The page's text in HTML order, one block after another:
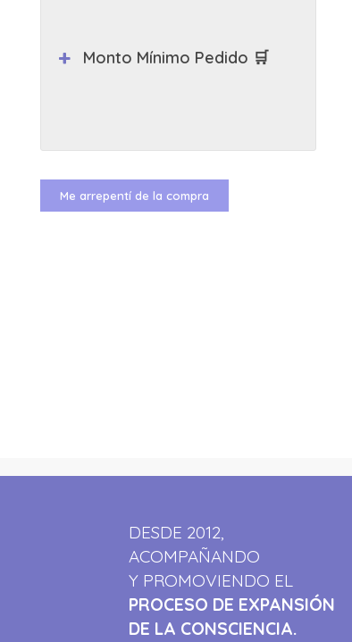
Monto Mínimo Pedido 🛒
Me arrepentí de la compra
DESDE 2012,
ACOMPAÑANDO
Y PROMOVIENDO EL
PROCESO DE EXPANSIÓN
DE LA CONSCIENCIA.